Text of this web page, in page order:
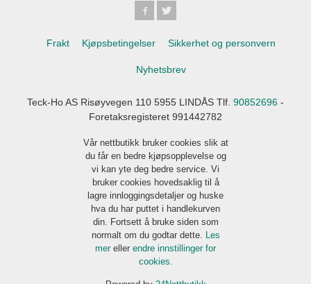
Frakt Kjøpsbetingelser Sikkerhet og personvern
Nyhetsbrev
Teck-Ho AS Risøyvegen 110 5955 LINDÅS Tlf. 90852696 -
Foretaksregisteret 991442782
Vår nettbutikk bruker cookies slik at
du får en bedre kjøpsopplevelse og
vi kan yte deg bedre service. Vi
bruker cookies hovedsaklig til å
lagre innloggingsdetaljer og huske
hva du har puttet i handlekurven
din. Fortsett å bruke siden som
normalt om du godtar dette. Les
mer eller endre innstillinger for
cookies.